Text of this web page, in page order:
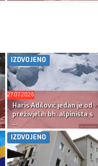
IZDVOJENO
27.07.2026
Haris Adilović jedan je od
preživjelih bh. alpinista s
...
IZDVOJENO